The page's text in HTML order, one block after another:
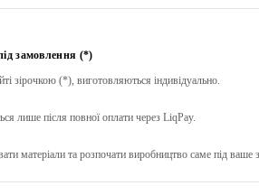
замовлення (*)
зірочкою (*), виготовляються індивідуально.
лише після повної оплати через LiqPay.
матеріали та розпочати виробництво саме під ваше